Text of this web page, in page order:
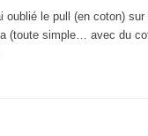
oublié le pull (en coton)
(toute simple… avec du